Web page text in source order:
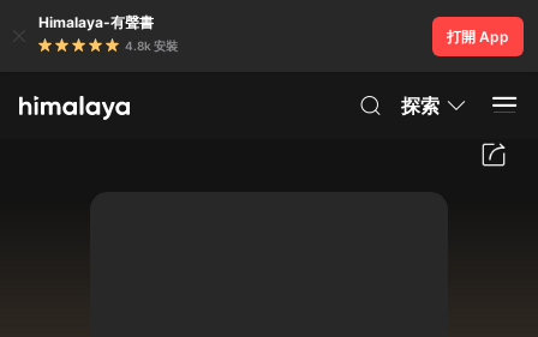
Himalaya-有聲書
4.8k 安裝
打開 App
探索